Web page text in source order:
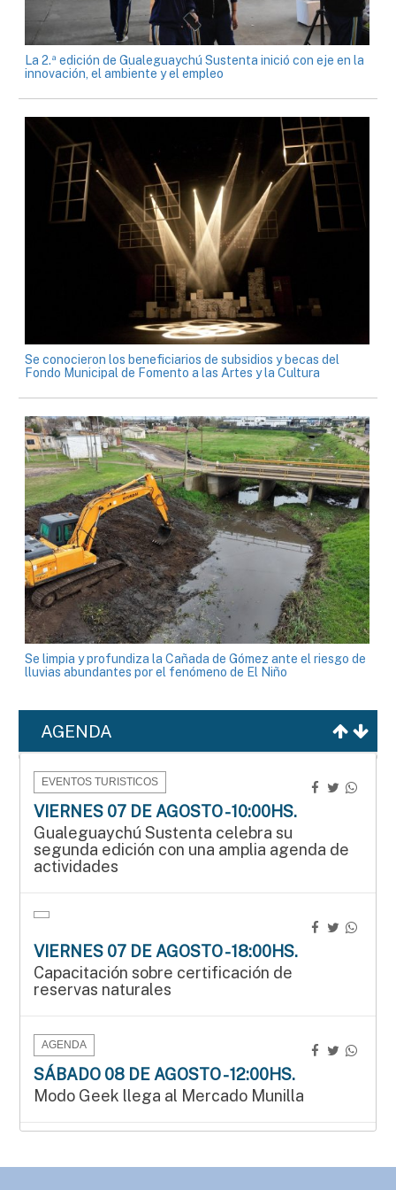
La 2.ª edición de Gualeguaychú Sustenta inició con eje en la
innovación, el ambiente y el empleo
Se conocieron los beneficiarios de subsidios y becas del
Fondo Municipal de Fomento a las Artes y la Cultura
Se limpia y profundiza la Cañada de Gómez ante el riesgo de
lluvias abundantes por el fenómeno de El Niño
AGENDA
EVENTOS TURISTICOS
VIERNES 07 DE AGOSTO - 10:00HS.
Gualeguaychú Sustenta celebra su
segunda edición con una amplia agenda de
actividades
VIERNES 07 DE AGOSTO - 18:00HS.
Capacitación sobre certificación de
reservas naturales
AGENDA
SÁBADO 08 DE AGOSTO - 12:00HS.
Modo Geek llega al Mercado Munilla